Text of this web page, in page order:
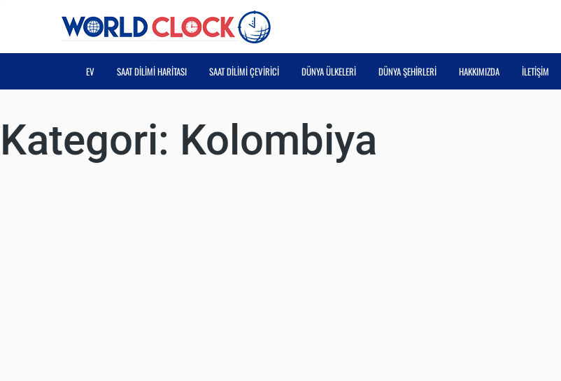
EV SAAT DILIMI HARITASI SAAT DILIMI ÇEVIRICI DÜNYA ÜLKELERI DÜNYA ŞEHIRLERI HAKKIMIZDA İLETIŞIM
Kategori: Kolombiya